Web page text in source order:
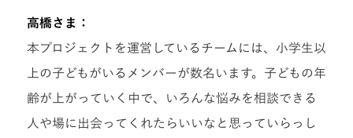
高橋さま：
本プロジェクトを運営しているチームには、小学生以
上の子どもがいるメンバーが数名います。子どもの年
齢が上がっていく中で、いろんな悩みを相談できる
人や場に出会ってくれたらいいなと思っていらっし